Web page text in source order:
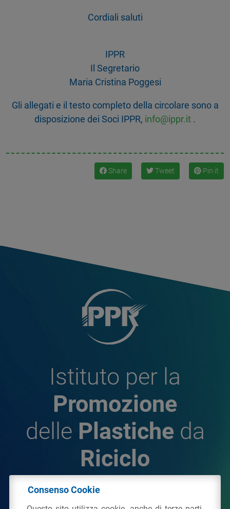
Cordiali saluti
IPPR
Il Segretario
Maria Cristina Poggesi
Gli allegati e il testo completo della circolare sono a
disposizione dei Soci IPPR, info@ippr.it .
Share Tweet Pin it
Istituto per la
Promozione
delle Plastiche da
Riciclo
Consenso Cookie